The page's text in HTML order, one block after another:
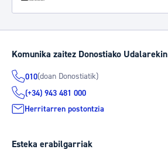
Komunika zaitez Donostiako Udalarekin
010(doan Donostiatik)
(+34) 943 481 000
Herritarren postontzia
Esteka erabilgarriak